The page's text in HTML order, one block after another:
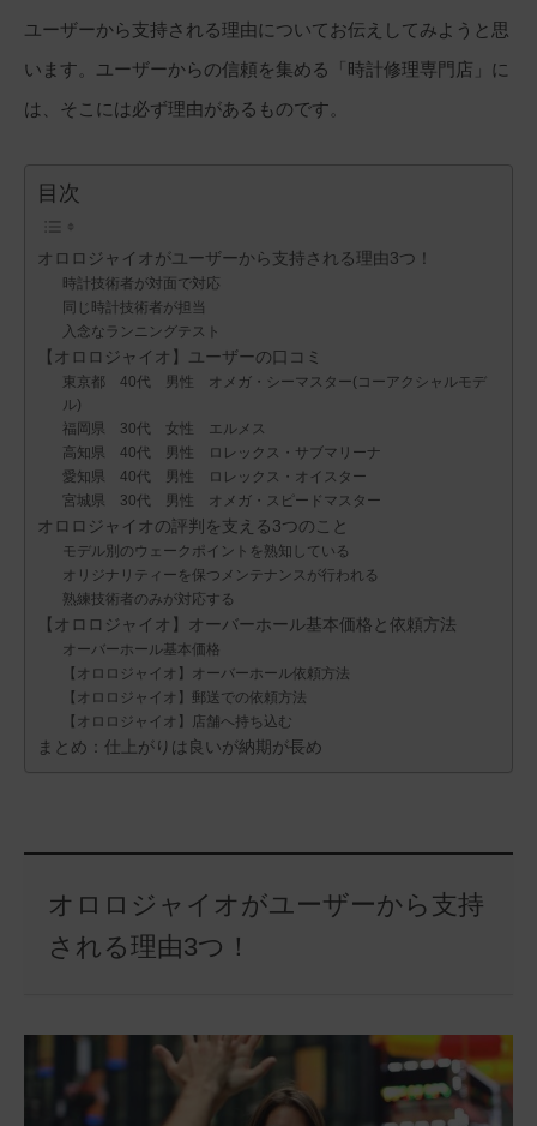
ユーザーから支持される理由についてお伝えしてみようと思
います。ユーザーからの信頼を集める「時計修理専門店」に
は、そこには必ず理由があるものです。
目次
オロロジャイオがユーザーから支持される理由3つ！
時計技術者が対面で対応
同じ時計技術者が担当
入念なランニングテスト
【オロロジャイオ】ユーザーの口コミ
東京都 40代 男性 オメガ・シーマスター(コーアクシャルモデ
ル)
福岡県 30代 女性 エルメス
高知県 40代 男性 ロレックス・サブマリーナ
愛知県 40代 男性 ロレックス・オイスター
宮城県 30代 男性 オメガ・スピードマスター
オロロジャイオの評判を支える3つのこと
モデル別のウェークポイントを熟知している
オリジナリティーを保つメンテナンスが行われる
熟練技術者のみが対応する
【オロロジャイオ】オーバーホール基本価格と依頼方法
オーバーホール基本価格
【オロロジャイオ】オーバーホール依頼方法
【オロロジャイオ】郵送での依頼方法
【オロロジャイオ】店舗へ持ち込む
まとめ：仕上がりは良いが納期が長め
オロロジャイオがユーザーから支持
される理由3つ！